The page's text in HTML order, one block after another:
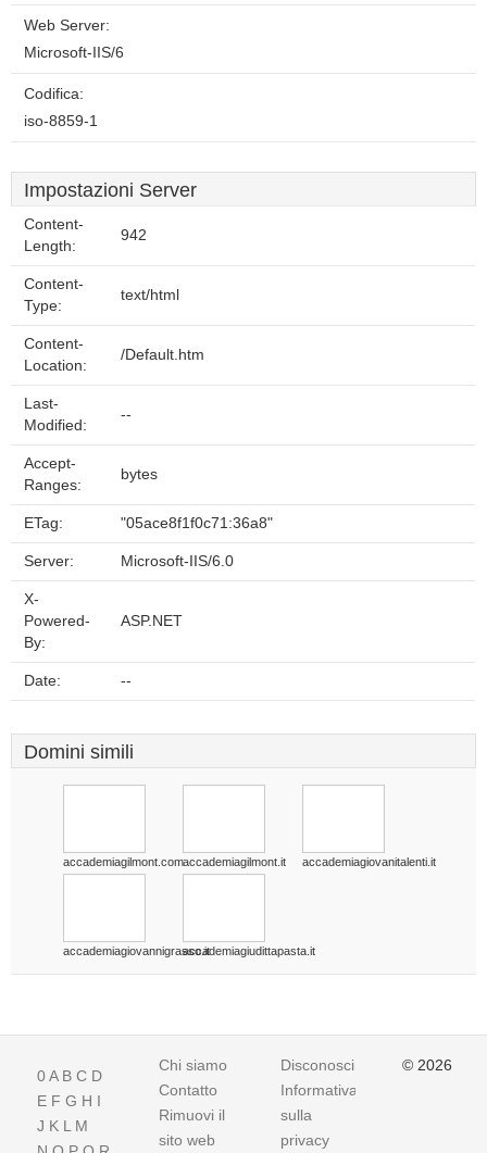
Web Server:
Microsoft-IIS/6
Codifica:
iso-8859-1
Impostazioni Server
Content-
Length:
942
Content-
Type:
text/html
Content-
Location:
/Default.htm
Last-
Modified:
--
Accept-
Ranges:
bytes
ETag: "05ace8f1f0c71:36a8"
Server: Microsoft-IIS/6.0
X-
Powered-
By:
ASP.NET
Date: --
Domini simili
accademiagilmont.comaccademiagilmont.it accademiagiovanitalenti.it
accademiagiovannigrasso.itaccademiagiudittapasta.it
0A B C D
E F G H I
J K L M
Chi siamo
Contatto
Rimuovi il
sito web
Disconoscimento
Informativa
sulla
privacy
© 2026